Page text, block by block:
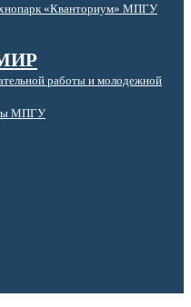
«Кванториум» МПГУ
работы и молодежной
МПГУ